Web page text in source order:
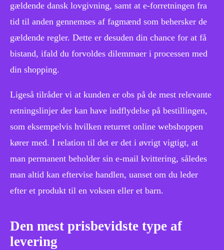
gældende dansk lovgivning, samt at e-forretningen fra
tid til anden gennemses af fagmænd som behersker de
gældende regler. Dette er desuden din chance for at få
bistand, ifald du forvoldes dilemmaer i processen med
din shopping.
Ligeså tilråder vi at kunden er obs på de mest relevante
retningslinjer der kan have indflydelse på bestillingen,
som eksempelvis hvilken returret online webshoppen
kører med. I relation til det er det i øvrigt vigtigt, at
man permanent beholder sin e-mail kvittering, således
man altid kan eftervise handlen, uanset om du leder
efter et produkt til en voksen eller et barn.
Den mest prisbevidste type af
levering